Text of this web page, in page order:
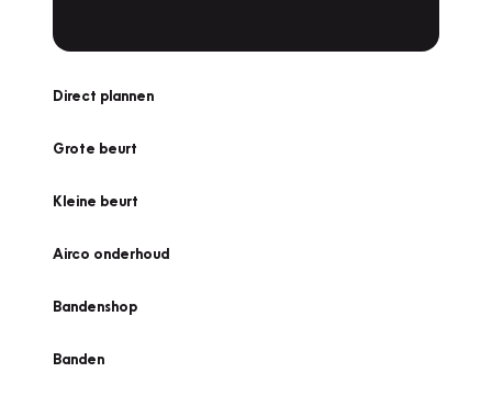
Direct plannen
Grote beurt
Kleine beurt
Airco onderhoud
Bandenshop
Banden